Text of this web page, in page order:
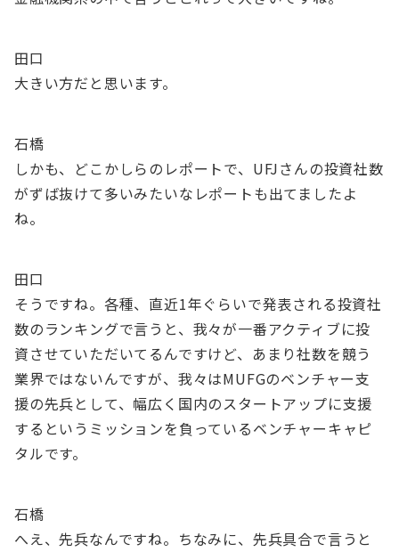
田口
大きい方だと思います。
石橋
しかも、どこかしらのレポートで、UFJさんの投資社数
がずば抜けて多いみたいなレポートも出てましたよ
ね。
田口
そうですね。各種、直近1年ぐらいで発表される投資社
数のランキングで言うと、我々が一番アクティブに投
資させていただいてるんですけど、あまり社数を競う
業界ではないんですが、我々はMUFGのベンチャー支
援の先兵として、幅広く国内のスタートアップに支援
するというミッションを負っているベンチャーキャピ
タルです。
石橋
へえ、先兵なんですね。ちなみに、先兵具合で言うと